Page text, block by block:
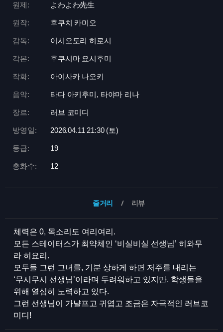
원제: よわよわ先生
원작: 후쿠치 카미오
감독: 이시오도리 히로시
각본: 후쿠시마 요시후미
작화: 아이사카 나오키
음악: 타다 아키후미, 타야마 리나
장르: 러브 코미디
방영일: 2026.04.11 21:30 (토)
등급: 19
총화수: 12
줄거리 리뷰
체력은 0, 목소리도 여리여리.
모든 스테이터스가 최약체인 ‘비실비실 선생님’ 히와무
라 히요리.
모두들 그런 그녀를, 기분 상하게 하면 저주를 내리는
‘무시무시 선생님’이라며 두려워하고 있지만, 학생들을
위해 열심히 노력하고 있다.
그런 선생님이 가냘프고 귀엽고 조금은 자극적인 러브코
미디!